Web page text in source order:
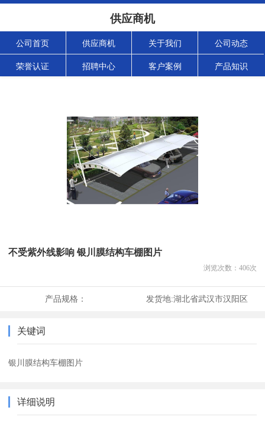
供应商机
公司首页 供应商机 关于我们 公司动态
荣誉认证 招聘中心 客户案例 产品知识
不受紫外线影响 银川膜结构车棚图片
浏览次数： 406次
产品规格： 发货地:湖北省武汉市汉阳区
关键词
银川膜结构车棚图片
详细说明